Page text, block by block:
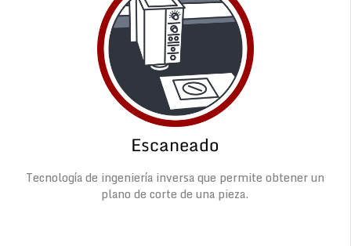
Escaneado
Tecnología de ingeniería inversa que permite obtener un
plano de corte de una pieza.